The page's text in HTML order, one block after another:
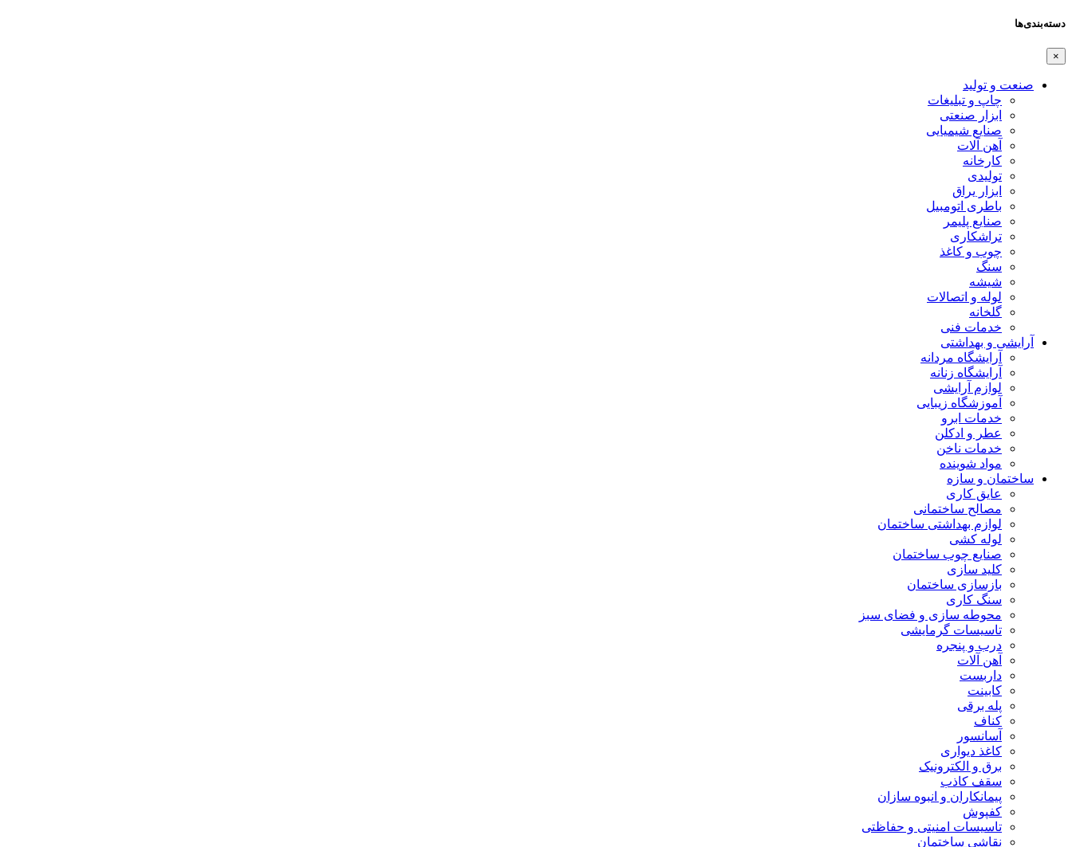
دسته‌بندی‌ها
×
صنعت و تولید
چاپ و تبلیغات
ابزار صنعتی
صنایع شیمیایی
آهن آلات
کارخانه
تولیدی
ابزار یراق
باطری اتومبیل
صنایع پلیمر
تراشکاری
چوب و کاغذ
سنگ
شیشه
لوله و اتصالات
گلخانه
خدمات فنی
آرایشی و بهداشتی
آرایشگاه مردانه
آرایشگاه زنانه
لوازم آرایشی
آموزشگاه زیبایی
خدمات ابرو
عطر و ادکلن
خدمات ناخن
مواد شوینده
ساختمان و سازه
عایق کاری
مصالح ساختمانی
لوازم بهداشتی ساختمان
لوله کشی
صنایع چوب ساختمان
کلید سازی
بازسازی ساختمان
سنگ کاری
محوطه سازی و فضای سبز
تاسیسات گرمایشی
درب و پنجره
آهن آلات
داربست
کابینت
پله برقی
کناف
آسانسور
کاغذ دیواری
برق و الکترونیک
سقف کاذب
پیمانکاران و انبوه سازان
کفپوش
تاسیسات امنیتی و حفاظتی
نقاشی ساختمان